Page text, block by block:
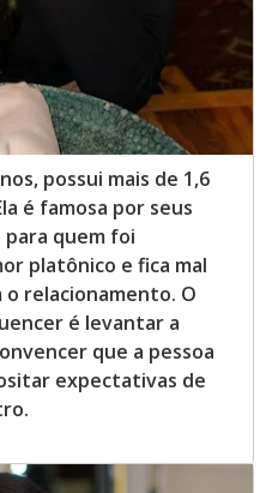
possui mais de 1,6
é famosa por seus
quem foi
platônico e fica mal
o relacionamento. O
é levantar a
que a pessoa
expectativas de